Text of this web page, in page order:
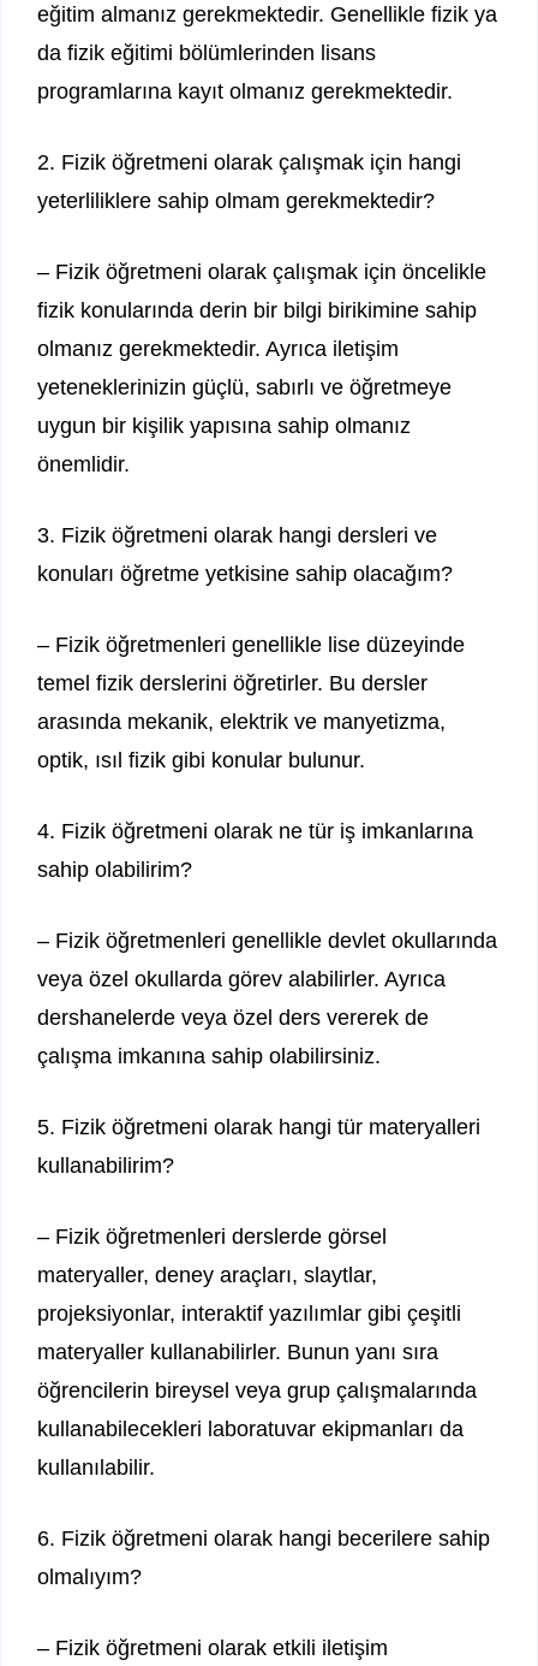
eğitim almanız gerekmektedir. Genellikle fizik ya
da fizik eğitimi bölümlerinden lisans
programlarına kayıt olmanız gerekmektedir.
2. Fizik öğretmeni olarak çalışmak için hangi
yeterliliklere sahip olmam gerekmektedir?
– Fizik öğretmeni olarak çalışmak için öncelikle
fizik konularında derin bir bilgi birikimine sahip
olmanız gerekmektedir. Ayrıca iletişim
yeteneklerinizin güçlü, sabırlı ve öğretmeye
uygun bir kişilik yapısına sahip olmanız
önemlidir.
3. Fizik öğretmeni olarak hangi dersleri ve
konuları öğretme yetkisine sahip olacağım?
– Fizik öğretmenleri genellikle lise düzeyinde
temel fizik derslerini öğretirler. Bu dersler
arasında mekanik, elektrik ve manyetizma,
optik, ısıl fizik gibi konular bulunur.
4. Fizik öğretmeni olarak ne tür iş imkanlarına
sahip olabilirim?
– Fizik öğretmenleri genellikle devlet okullarında
veya özel okullarda görev alabilirler. Ayrıca
dershanelerde veya özel ders vererek de
çalışma imkanına sahip olabilirsiniz.
5. Fizik öğretmeni olarak hangi tür materyalleri
kullanabilirim?
– Fizik öğretmenleri derslerde görsel
materyaller, deney araçları, slaytlar,
projeksiyonlar, interaktif yazılımlar gibi çeşitli
materyaller kullanabilirler. Bunun yanı sıra
öğrencilerin bireysel veya grup çalışmalarında
kullanabilecekleri laboratuvar ekipmanları da
kullanılabilir.
6. Fizik öğretmeni olarak hangi becerilere sahip
olmalıyım?
– Fizik öğretmeni olarak etkili iletişim